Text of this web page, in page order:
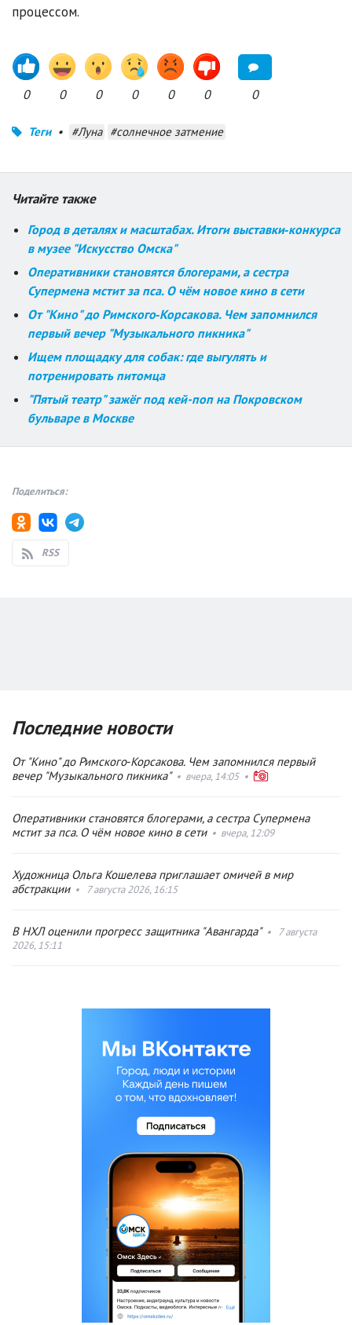
процессом.
0 0 0 0 0 0 0
Теги• #Луна #солнечное затмение
Читайте также
Город в деталях и масштабах. Итоги выставки‑конкурса
в музее "Искусство Омска"
Оперативники становятся блогерами, а сестра
Супермена мстит за пса. О чём новое кино в сети
От "Кино" до Римского‑Корсакова. Чем запомнился
первый вечер "Музыкального пикника"
Ищем площадку для собак: где выгулять и
потренировать питомца
"Пятый театр" зажёг под кей-поп на Покровском
бульваре в Москве
Поделиться:
RSS
Последние новости
От "Кино" до Римского‑Корсакова. Чем запомнился первый
вечер "Музыкального пикника"• вчера, 14:05•
Оперативники становятся блогерами, а сестра Супермена
мстит за пса. О чём новое кино в сети• вчера, 12:09
Художница Ольга Кошелева приглашает омичей в мир
абстракции• 7 августа 2026, 16:15
В НХЛ оценили прогресс защитника "Авангарда"•
7 августа
2026, 15:11